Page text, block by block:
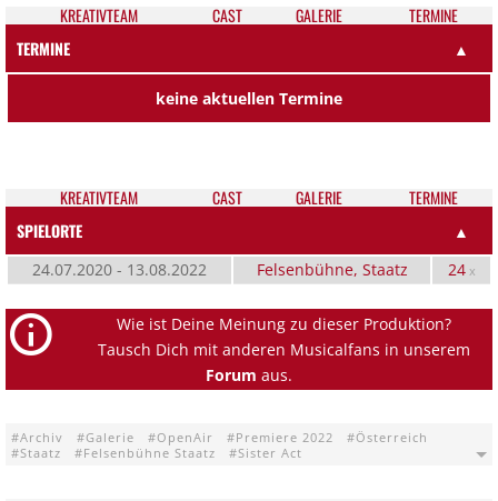
KREATIV­TEAM CAST GALE­RIE
TER­MI­NE
TERMINE
▲
keine aktuellen Termine
KREATIV­TEAM CAST GALE­RIE
TER­MI­NE
SPIELORTE
▲
24.07.2020 - 13.08.2022 Felsenbühne, Staatz 24x
Wie ist Deine Meinung zu dieser Produktion?
Tausch Dich mit anderen Musicalfans in unserem
Forum aus.
Archiv Galerie OpenAir Premiere 2022
Österreich
Staatz
Felsenbühne Staatz Sister Act